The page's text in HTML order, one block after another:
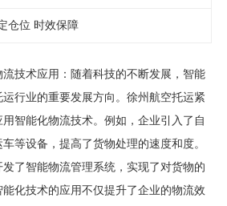
仓位 时效保障
技术应用：随着科技的不断发展，智能
行业的重要发展方向。徐州航空托运紧
智能化物流技术。例如，企业引入了自
等设备，提高了货物处理的速度和度。
了智能物流管理系统，实现了对货物的
化技术的应用不仅提升了企业的物流效